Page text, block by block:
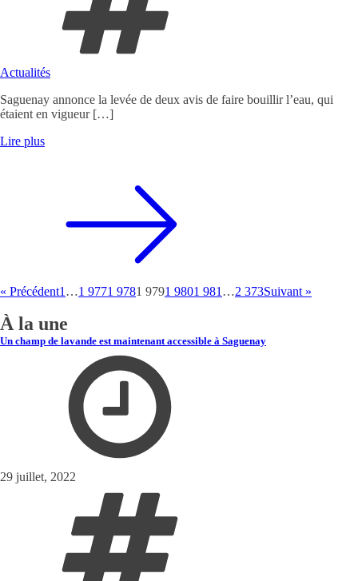
Actualités
Saguenay annonce la levée de deux avis de faire bouillir l’eau, qui
étaient en vigueur […]
Lire plus
« Précédent1 …1 9771 9781 9791 9801 981 …2 373Suivant »
À la une
Un champ de lavande est maintenant accessible à Saguenay
29 juillet, 2022